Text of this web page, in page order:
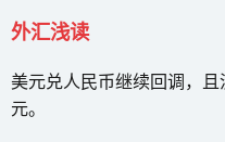
外汇浅读
美元兑人民币继续回调，
元。